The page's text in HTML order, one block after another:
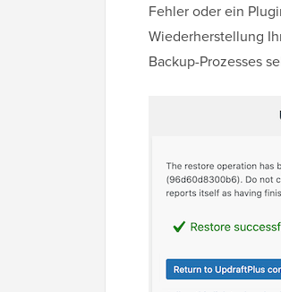
Fehler oder ein
Wiederherstellung
Backup-Prozesses